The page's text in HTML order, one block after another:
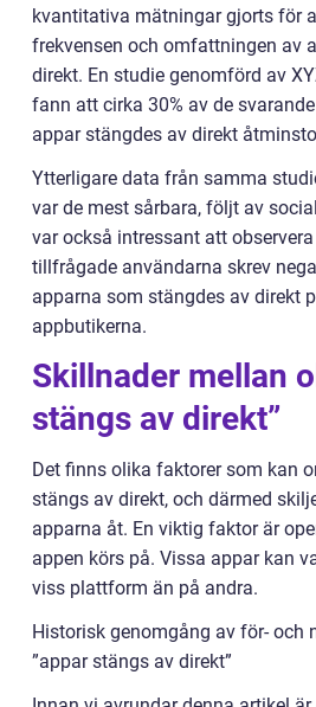
kvantitativa mätningar gjorts för
frekvensen och omfattningen av
direkt. En studie genomförd av
fann att cirka 30% av de
appar stängdes av direkt
Ytterligare data från samma
var de mest sårbara, följt av
var också intressant att
tillfrågade användarna skrev
apparna som stängdes av direkt
appbutikerna.
Skillnader mellan
stängs av direkt”
Det finns olika faktorer som kan
stängs av direkt, och därmed
apparna åt. En viktig faktor är
appen körs på. Vissa appar kan
viss plattform än på andra.
Historisk genomgång av för- och
”appar stängs av direkt”